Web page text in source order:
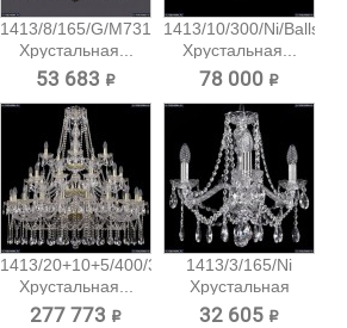
1413/8/165/G/M731
Хрустальная...
53 683 ₽
1413/10/300/Ni/Balls
Хрустальная...
78 000 ₽
1413/20+10+5/400/3d/G
Хрустальная...
277 773 ₽
1413/3/165/Ni
Хрустальная
подвесная...
32 605 ₽